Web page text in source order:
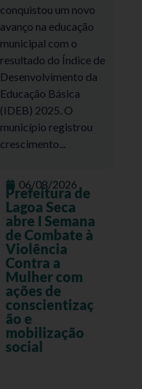
conquistou um novo
avanço na educação
municipal com o
resultado do Índice de
Desenvolvimento da
Educação Básica
(IDEB) 2025. O
município registrou
crescimento...
06/08/2026
Prefeitura de
Lagoa Seca
abre I Semana
de Combate à
Violência
Contra a
Mulher com
ações de
conscientizaç
ão e
mobilização
social